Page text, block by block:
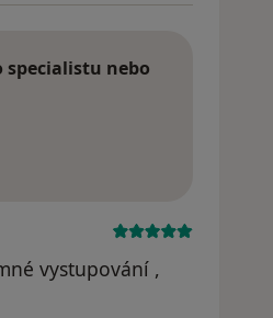
nebo
vystupování ,